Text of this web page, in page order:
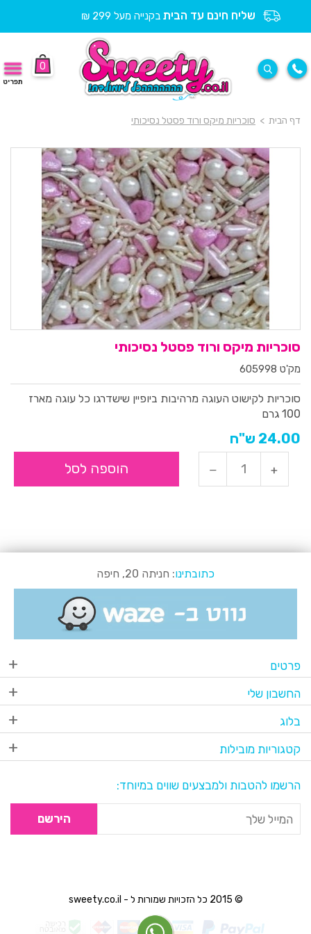
שליח חינם עד הבית בקנייה מעל 299 ₪
0
תפריט
דף הבית > סוכריות מיקס ורוד פסטל נסיכותי
סוכריות מיקס ורוד פסטל נסיכותי
מק'ט 605998
סוכריות לקישוט העוגה מרהיבות ביופיין שישדרגו כל עוגה מארז
100 גרם
24.00 ש"ח
הוספה לסל
כתובתינו: חניתה 20, חיפה
פרטים
החשבון שלי
בלוג
קטגוריות מובילות
הרשמו להטבות ולמבצעים שווים במיוחד:
הירשם
© 2015 כל הזכויות שמורות ל - sweety.co.il